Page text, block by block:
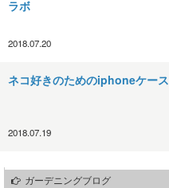
ラボ
2018.07.20
ネコ好きのためのiphoneケース
2018.07.19
ガーデニングブログ